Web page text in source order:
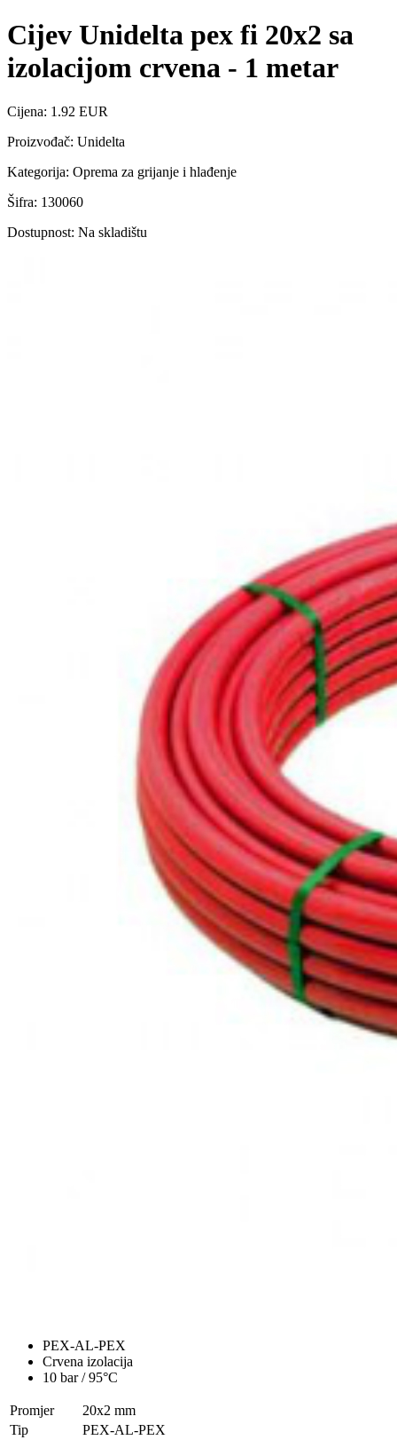
Cijev Unidelta pex fi 20x2 sa
izolacijom crvena - 1 metar
Cijena: 1.92 EUR
Proizvođač: Unidelta
Kategorija: Oprema za grijanje i hlađenje
Šifra: 130060
Dostupnost: Na skladištu
PEX-AL-PEX
Crvena izolacija
10 bar / 95°C
Promjer
20x2 mm
Tip
PEX-AL-PEX